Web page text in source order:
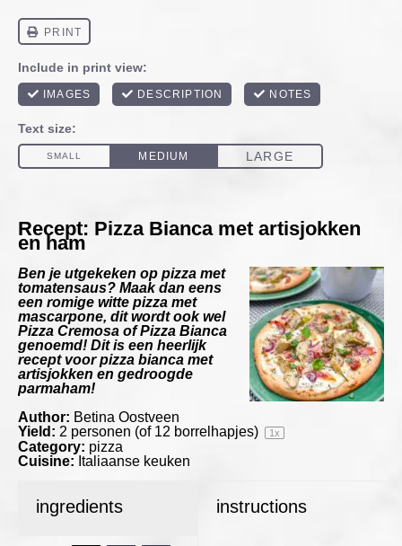
Recept: Pizza Bianca met artisjokken
en ham
Ben je utgekeken op pizza met
tomatensaus? Maak dan eens
een romige witte pizza met
mascarpone, dit wordt ook wel
Pizza Cremosa ofPizza Bianca
genoemd! Dit is een heerlijk
recept voorpizza bianca met
artisjokken en gedroogde
parmaham!
Author: Betina Oostveen
Yield: 2 personen (of 12 borrelhapjes) 1x
Category: pizza
Cuisine: Italiaanse keuken
ingredients instructions